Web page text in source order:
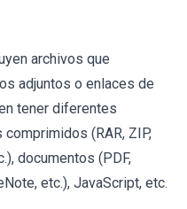
archivos que
adjuntos o enlaces de
tener diferentes
(RAR, ZIP,
documentos (PDF,
etc.), JavaScript, etc.